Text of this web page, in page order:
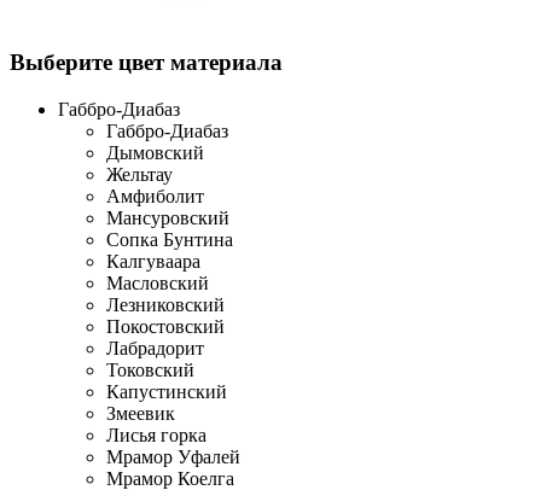
Выберите цвет материала
Габбро-Диабаз
Габбро-Диабаз
Дымовский
Жельтау
Амфиболит
Мансуровский
Сопка Бунтина
Калгуваара
Масловский
Лезниковский
Покостовский
Лабрадорит
Токовский
Капустинский
Змеевик
Лисья горка
Мрамор Уфалей
Мрамор Коелга